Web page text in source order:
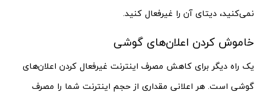
نمی‌کنید، دیتای آن را غیرفعال کنید.
خاموش کردن اعلان‌های گوشی
یک راه دیگر برای کاهش مصرف اینترنت غیرفعال کردن اعلان‌های
گوشی است. هر اعلانی مقداری از حجم اینترنت شما را مصرف